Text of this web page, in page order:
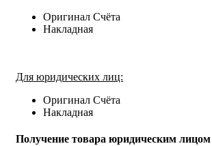
Оригинал Счёта
Накладная
Для юридических лиц:
Оригинал Счёта
Накладная
Получение товара юридическим лицом